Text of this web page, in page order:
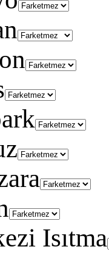
Isıtma